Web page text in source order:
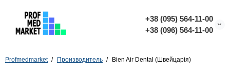
+38 (095) 564-11-00
+38 (096) 564-11-00
Profmedmarket Производитель Bien Air Dental (Швейцарія)